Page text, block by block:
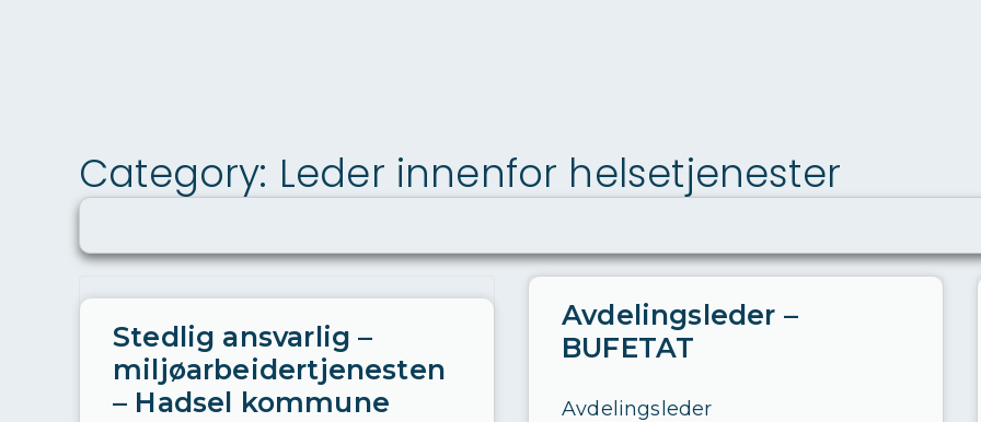
Category: Leder innenfor helsetjenester
Stedlig ansvarlig –
miljøarbeidertjenesten
– Hadsel kommune
Avdelingsleder –
BUFETAT
Avdelingsleder